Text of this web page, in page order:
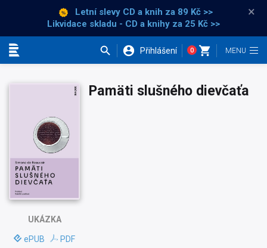
Letní slevy CD a knih za 89 Kč >>
Likvidace skladu - CD a knihy za 25 Kč >>
×
Přihlášení 0
UKÁZKA
ePUB PDF
Pamäti slušného dievčaťa